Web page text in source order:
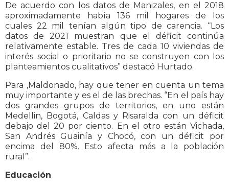
De acuerdo con los datos de Manizales, en el 2018
aproximadamente había 136 mil hogares de los
cuales 22 mil tenían algún tipo de carencia. “Los
datos de 2021 muestran que el déficit continúa
relativamente estable. Tres de cada 10 viviendas de
interés social o prioritario no se construyen con los
planteamientos cualitativos” destacó Hurtado.
Para ,Maldonado, hay que tener en cuenta un tema
muy importante y es el de las brechas. “En el país hay
dos grandes grupos de territorios, en uno están
Medellin, Bogotá, Caldas y Risaralda con un déficit
debajo del 20 por ciento. En el otro están Vichada,
San Andrés Guainía y Chocó, con un déficit por
encima del 80%. Esto afecta más a la población
rural”.
Educación